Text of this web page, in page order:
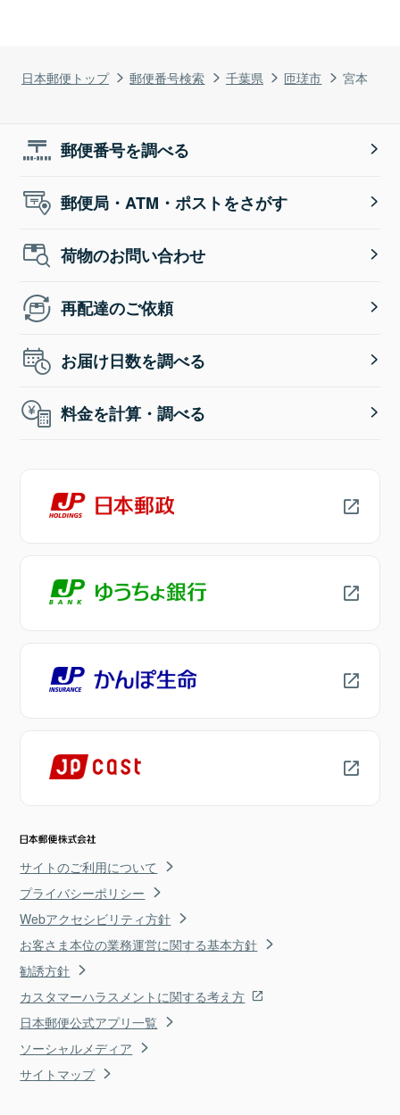
日本郵便トップ 郵便番号検索 千葉県 匝瑳市 宮本
郵便番号を調べる
郵便局・ATM・ポストをさがす
荷物のお問い合わせ
再配達のご依頼
お届け日数を調べる
料金を計算・調べる
サイトのご利用について
プライバシーポリシー
Webアクセシビリティ方針
お客さま本位の業務運営に関する基本方針
勧誘方針
カスタマーハラスメントに関する考え方
日本郵便公式アプリ一覧
ソーシャルメディア
サイトマップ